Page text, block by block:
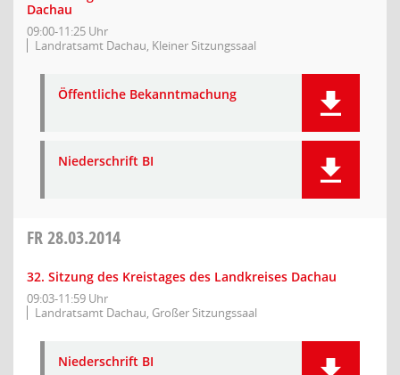
Dachau
09:00-11:25 Uhr
Landratsamt Dachau, Kleiner Sitzungssaal
Öffentliche Bekanntmachung
Niederschrift BI
FR28.03.2014
32. Sitzung des Kreistages des Landkreises Dachau
09:03-11:59 Uhr
Landratsamt Dachau, Großer Sitzungssaal
Niederschrift BI